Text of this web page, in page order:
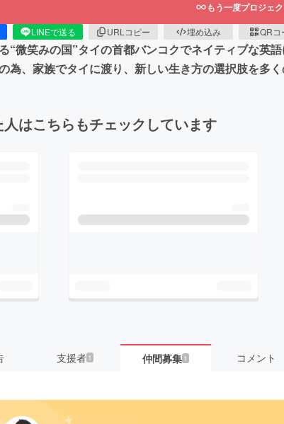
もう一度プロジェ
LINEで送る URLコピー 埋め込み QRコ
“微笑みの国”タイの首都バンコクでネイティブな英
為、家族でタイに渡り、新しい生き方の選択肢を多く
はこちらもチェックしています
支援者 1 仲間募集 1 コメント